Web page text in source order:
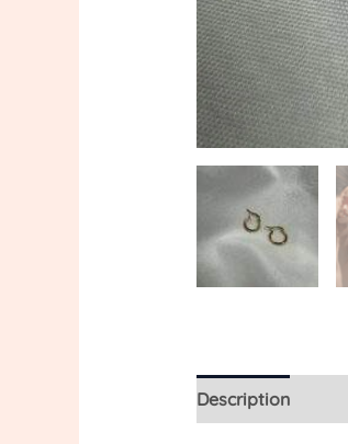
Description